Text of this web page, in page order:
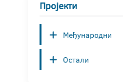
Пројекти
Међународни
Остали